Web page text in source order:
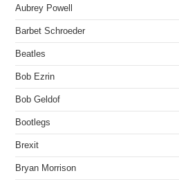
Aubrey Powell
Barbet Schroeder
Beatles
Bob Ezrin
Bob Geldof
Bootlegs
Brexit
Bryan Morrison